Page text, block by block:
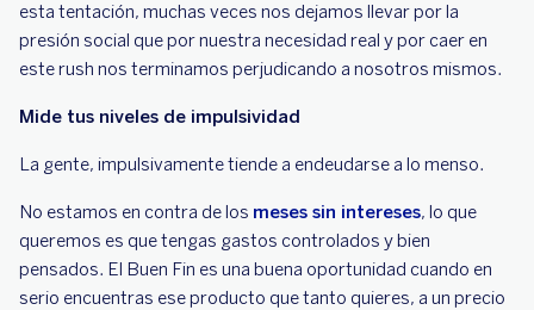
esta tentación, muchas veces nos dejamos llevar por la
presión social que por nuestra necesidad real y por caer en
este rush nos terminamos perjudicando a nosotros mismos.
Mide tus niveles de impulsividad
La gente, impulsivamente tiende a endeudarse a lo menso.
No estamos en contra de los meses sin intereses, lo que
queremos es que tengas gastos controlados y bien
pensados. El Buen Fin es una buena oportunidad cuando en
serio encuentras ese producto que tanto quieres, a un precio